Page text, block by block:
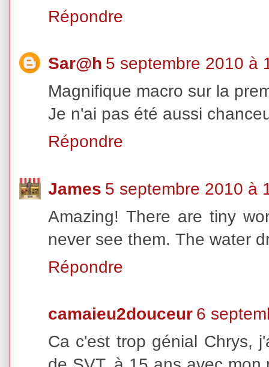
Répondre
Sar@h 5 septembre 2010 à
Magnifique macro sur la
Je n'ai pas été aussi
Répondre
James 5 septembre 2010 à
Amazing! There are tiny
never see them. The water
Répondre
camaieu2douceur 6
Ca c'est trop génial Chrys,